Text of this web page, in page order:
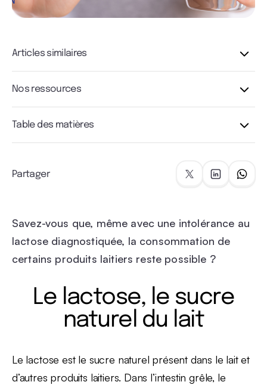
Articles similaires
Nos ressources
Table des matières
Partager
Savez-vous que, même avec une intolérance au
lactose diagnostiquée, la consommation de
certains produits laitiers reste possible ?
Le lactose, le sucre
naturel du lait
Le lactose est le sucre naturel présent dans le lait et
d’autres produits laitiers. Dans l’intestin grêle, le